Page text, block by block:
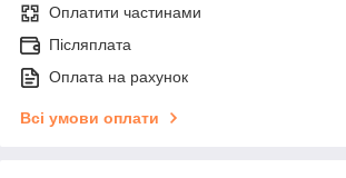
Оплатити частинами
Післяплата
Оплата на рахунок
Всі умови оплати